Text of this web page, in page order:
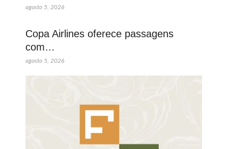
agosto 5, 2026
Copa Airlines oferece passagens
com…
agosto 5, 2026